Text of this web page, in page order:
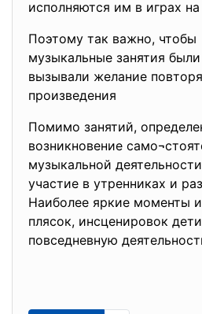
исполняются им в играх на
Поэтому так важно, чтобы
музыкальные занятия
вызывали желание
произведения
Помимо занятий,
возникновение
музыкальной
участие в утренниках и
Наиболее яркие моменты
плясок, инсценировок
повседневную